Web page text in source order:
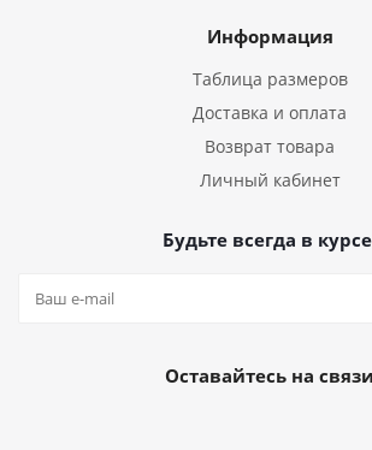
Информация
Таблица размеров
Доставка и оплата
Возврат товара
Личный кабинет
Будьте всегда в
Оставайтесь на связи